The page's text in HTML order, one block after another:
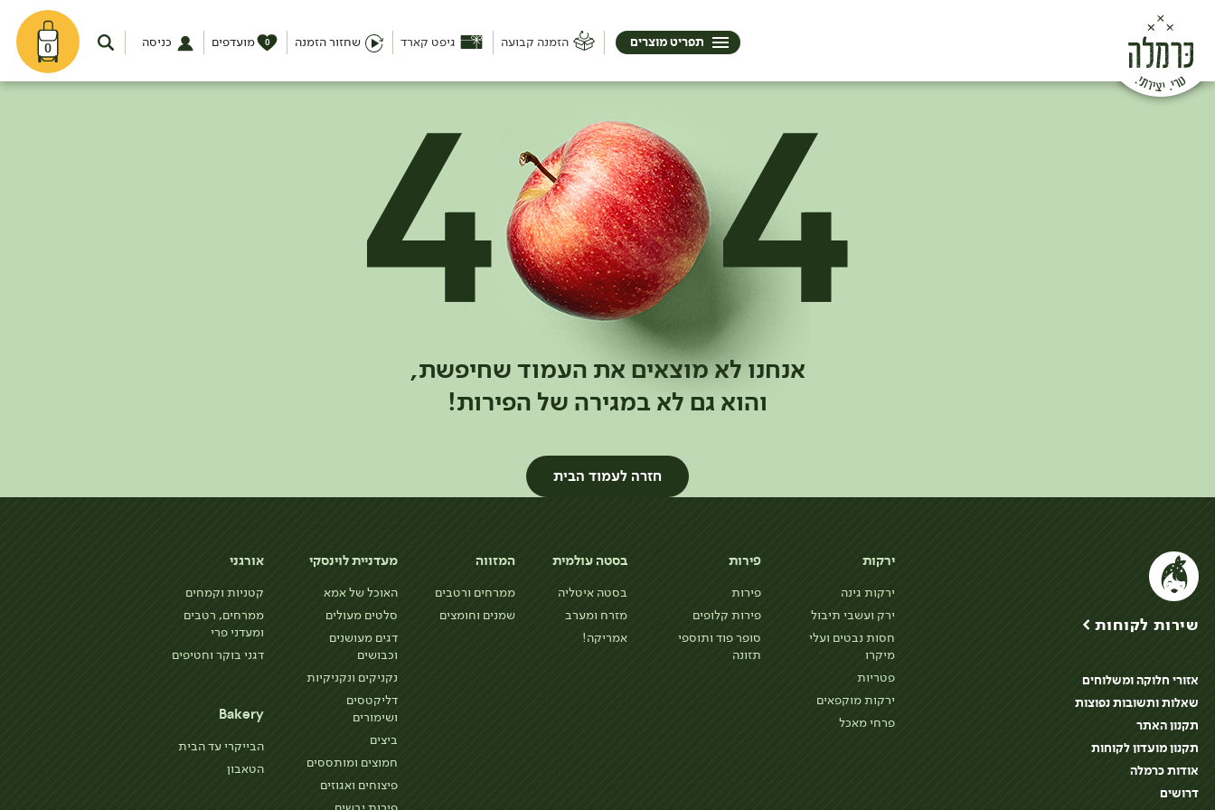
0 הזמנה קבועה גיפט קארד שחזור הזמנה מועדפים 0 כניסה תפריט מוצרים
אנחנו לא מוצאים את העמוד שחיפשת,
והוא גם לא במגירה של הפירות!
חזרה לעמוד הבית
ירקות
ירקות גינה
ירק ועשבי תיבול
חסות נבטים ועלי
מיקרו
פטריות
ירקות מוקפאים
פרחי מאכל
פירות
פירות
פירות קלופים
סופר פוד ותוספי
תזונה
בסטה עולמית
בסטה איטליה
מזרח ומערב
אמריקה!
המזווה
ממרחים ורטבים
שמנים וחומצים
מעדניית לוינסקי
האוכל של אמא
סלטים מעולים
דגים מעושנים
וכבושים
נקניקים ונקניקיות
דליקטסים
ושימורים
ביצים
חמוצים ומותססים
פיצוחים ואגוזים
אורגני
קטניות וקמחים
ממרחים, רטבים
ומעדני פרי
דגני בוקר וחטיפים
Bakery
הבייקרי עד הבית
הטאבון
שירות לקוחות >
אזורי חלוקה ומשלוחים
שאלות ותשובות נפוצות
תקנון האתר
תקנון מועדון לקוחות
אודות כרמלה
דרושים